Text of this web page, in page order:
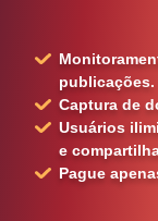
publicações.
Captura de
Usuários
e
Pague